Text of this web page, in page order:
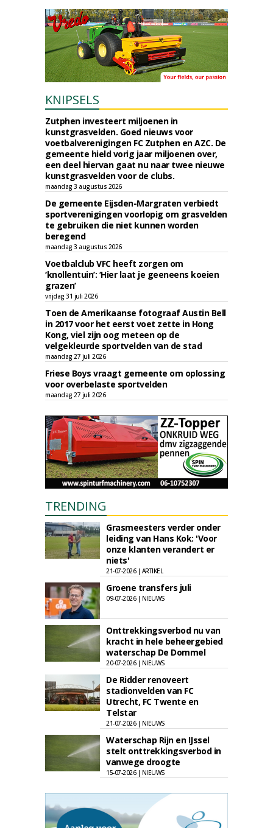
KNIPSELS
Zutphen investeert miljoenen in
kunstgrasvelden. Goed nieuws voor
voetbalverenigingen FC Zutphen en AZC. De
gemeente hield vorig jaar miljoenen over,
een deel hiervan gaat nu naar twee nieuwe
kunstgrasvelden voor de clubs.
maandag 3 augustus 2026
De gemeente Eijsden-Margraten verbiedt
sportverenigingen voorlopig om grasvelden
te gebruiken die niet kunnen worden
beregend
maandag 3 augustus 2026
Voetbalclub VFC heeft zorgen om
‘knollentuin’: ‘Hier laat je geeneens koeien
grazen’
vrijdag 31 juli 2026
Toen de Amerikaanse fotograaf Austin Bell
in 2017 voor het eerst voet zette in Hong
Kong, viel zijn oog meteen op de
velgekleurde sportvelden van de stad
maandag 27 juli 2026
Friese Boys vraagt gemeente om oplossing
voor overbelaste sportvelden
maandag 27 juli 2026
TRENDING
Grasmeesters verder onder
leiding van Hans Kok: 'Voor
onze klanten verandert er
niets'
21-07-2026 | ARTIKEL
Groene transfers juli
09-07-2026 | NIEUWS
Onttrekkingsverbod nu van
kracht in hele beheergebied
waterschap De Dommel
20-07-2026 | NIEUWS
De Ridder renoveert
stadionvelden van FC
Utrecht, FC Twente en
Telstar
21-07-2026 | NIEUWS
Waterschap Rijn en IJssel
stelt onttrekkingsverbod in
vanwege droogte
15-07-2026 | NIEUWS